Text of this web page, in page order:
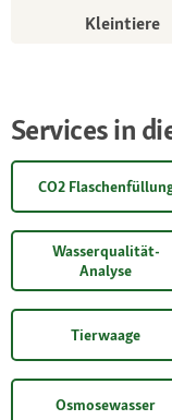
Kleintiere
Services in
CO2
Wasserqualität-
Analyse
Tierwaage
Osmosewasser